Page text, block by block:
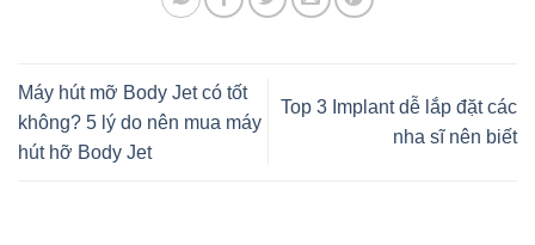
Máy hút mỡ Body Jet có tốt
không? 5 lý do nên mua máy
hút hỡ Body Jet
Top 3 Implant dễ lắp đặt các
nha sĩ nên biết